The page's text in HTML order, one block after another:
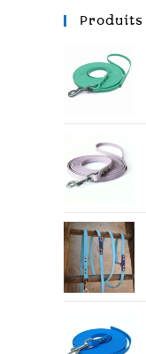
Produits